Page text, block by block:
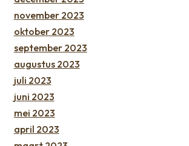
november 2023
oktober 2023
september 2023
augustus 2023
juli 2023
juni 2023
mei 2023
april 2023